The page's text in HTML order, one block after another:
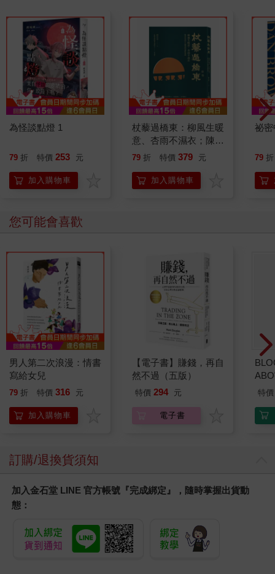
為怪談點燈 1
79 折 特價 253 元
加入購物車
杖藜過橋東：柳風生暖
意、杏雨不濕衣；陳亮
恭談以心轉境的適齡漫
79 折 特價 379 元
加入購物車
祕
79 折
您可能會喜歡
男人第二次浪漫：情書
寫給女兒
79 折 特價 316 元
加入購物車
【電子書】賺錢，再自
然不過（五版）
特價 294 元
電子書
特價
訂購/退換貨須知
加入金石堂 LINE 官方帳號『完成綁定』，隨時掌握出貨動
態：